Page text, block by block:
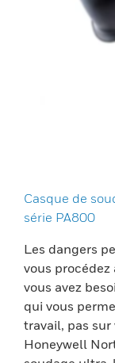
Casque de
série PA800
Les dangers
vous procédez
vous avez
qui vous
travail, pas sur
Honeywell